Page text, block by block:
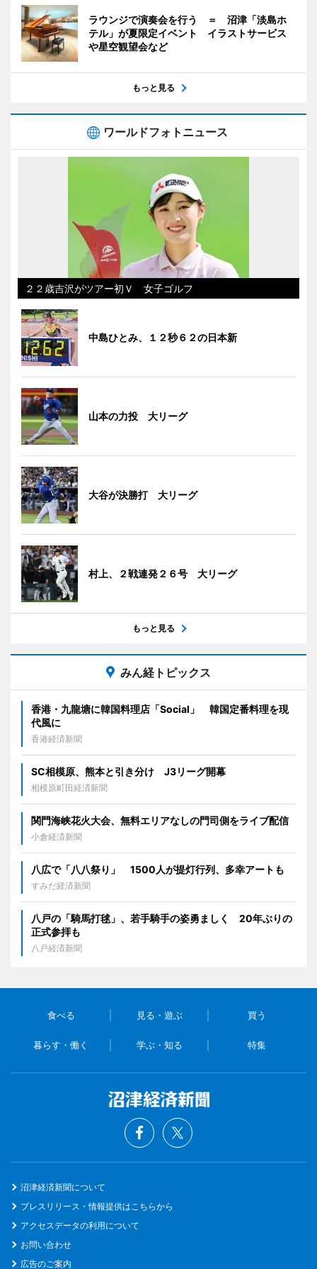
ラウンジで演奏会を行う ＝ 沼津「淡島ホ
テル」が夏限定イベント イラストサービス
や星空観望会など
もっと見る
ワールドフォトニュース
２２歳吉沢がツアー初Ｖ 女子ゴルフ
中島ひとみ、１２秒６２の日本新
山本の力投 大リーグ
大谷が決勝打 大リーグ
村上、２戦連発２６号 大リーグ
もっと見る
みん経トピックス
香港・九龍塘に韓国料理店「Social」 韓国定番料理を現
代風に
香港経済新聞
SC相模原、熊本と引き分け J3リーグ開幕
相模原町田経済新聞
関門海峡花火大会、無料エリアなしの門司側をライブ配信
小倉経済新聞
八広で「八八祭り」 1500人が提灯行列、多幸アートも
すみだ経済新聞
八戸の「騎馬打毬」、若手騎手の姿勇ましく 20年ぶりの
正式参拝も
八戸経済新聞
食べる 見る・遊ぶ 買う
暮らす・働く 学ぶ・知る 特集
沼津経済新聞について
プレスリリース・情報提供はこちらから
アクセスデータの利用について
お問い合わせ
広告のご案内